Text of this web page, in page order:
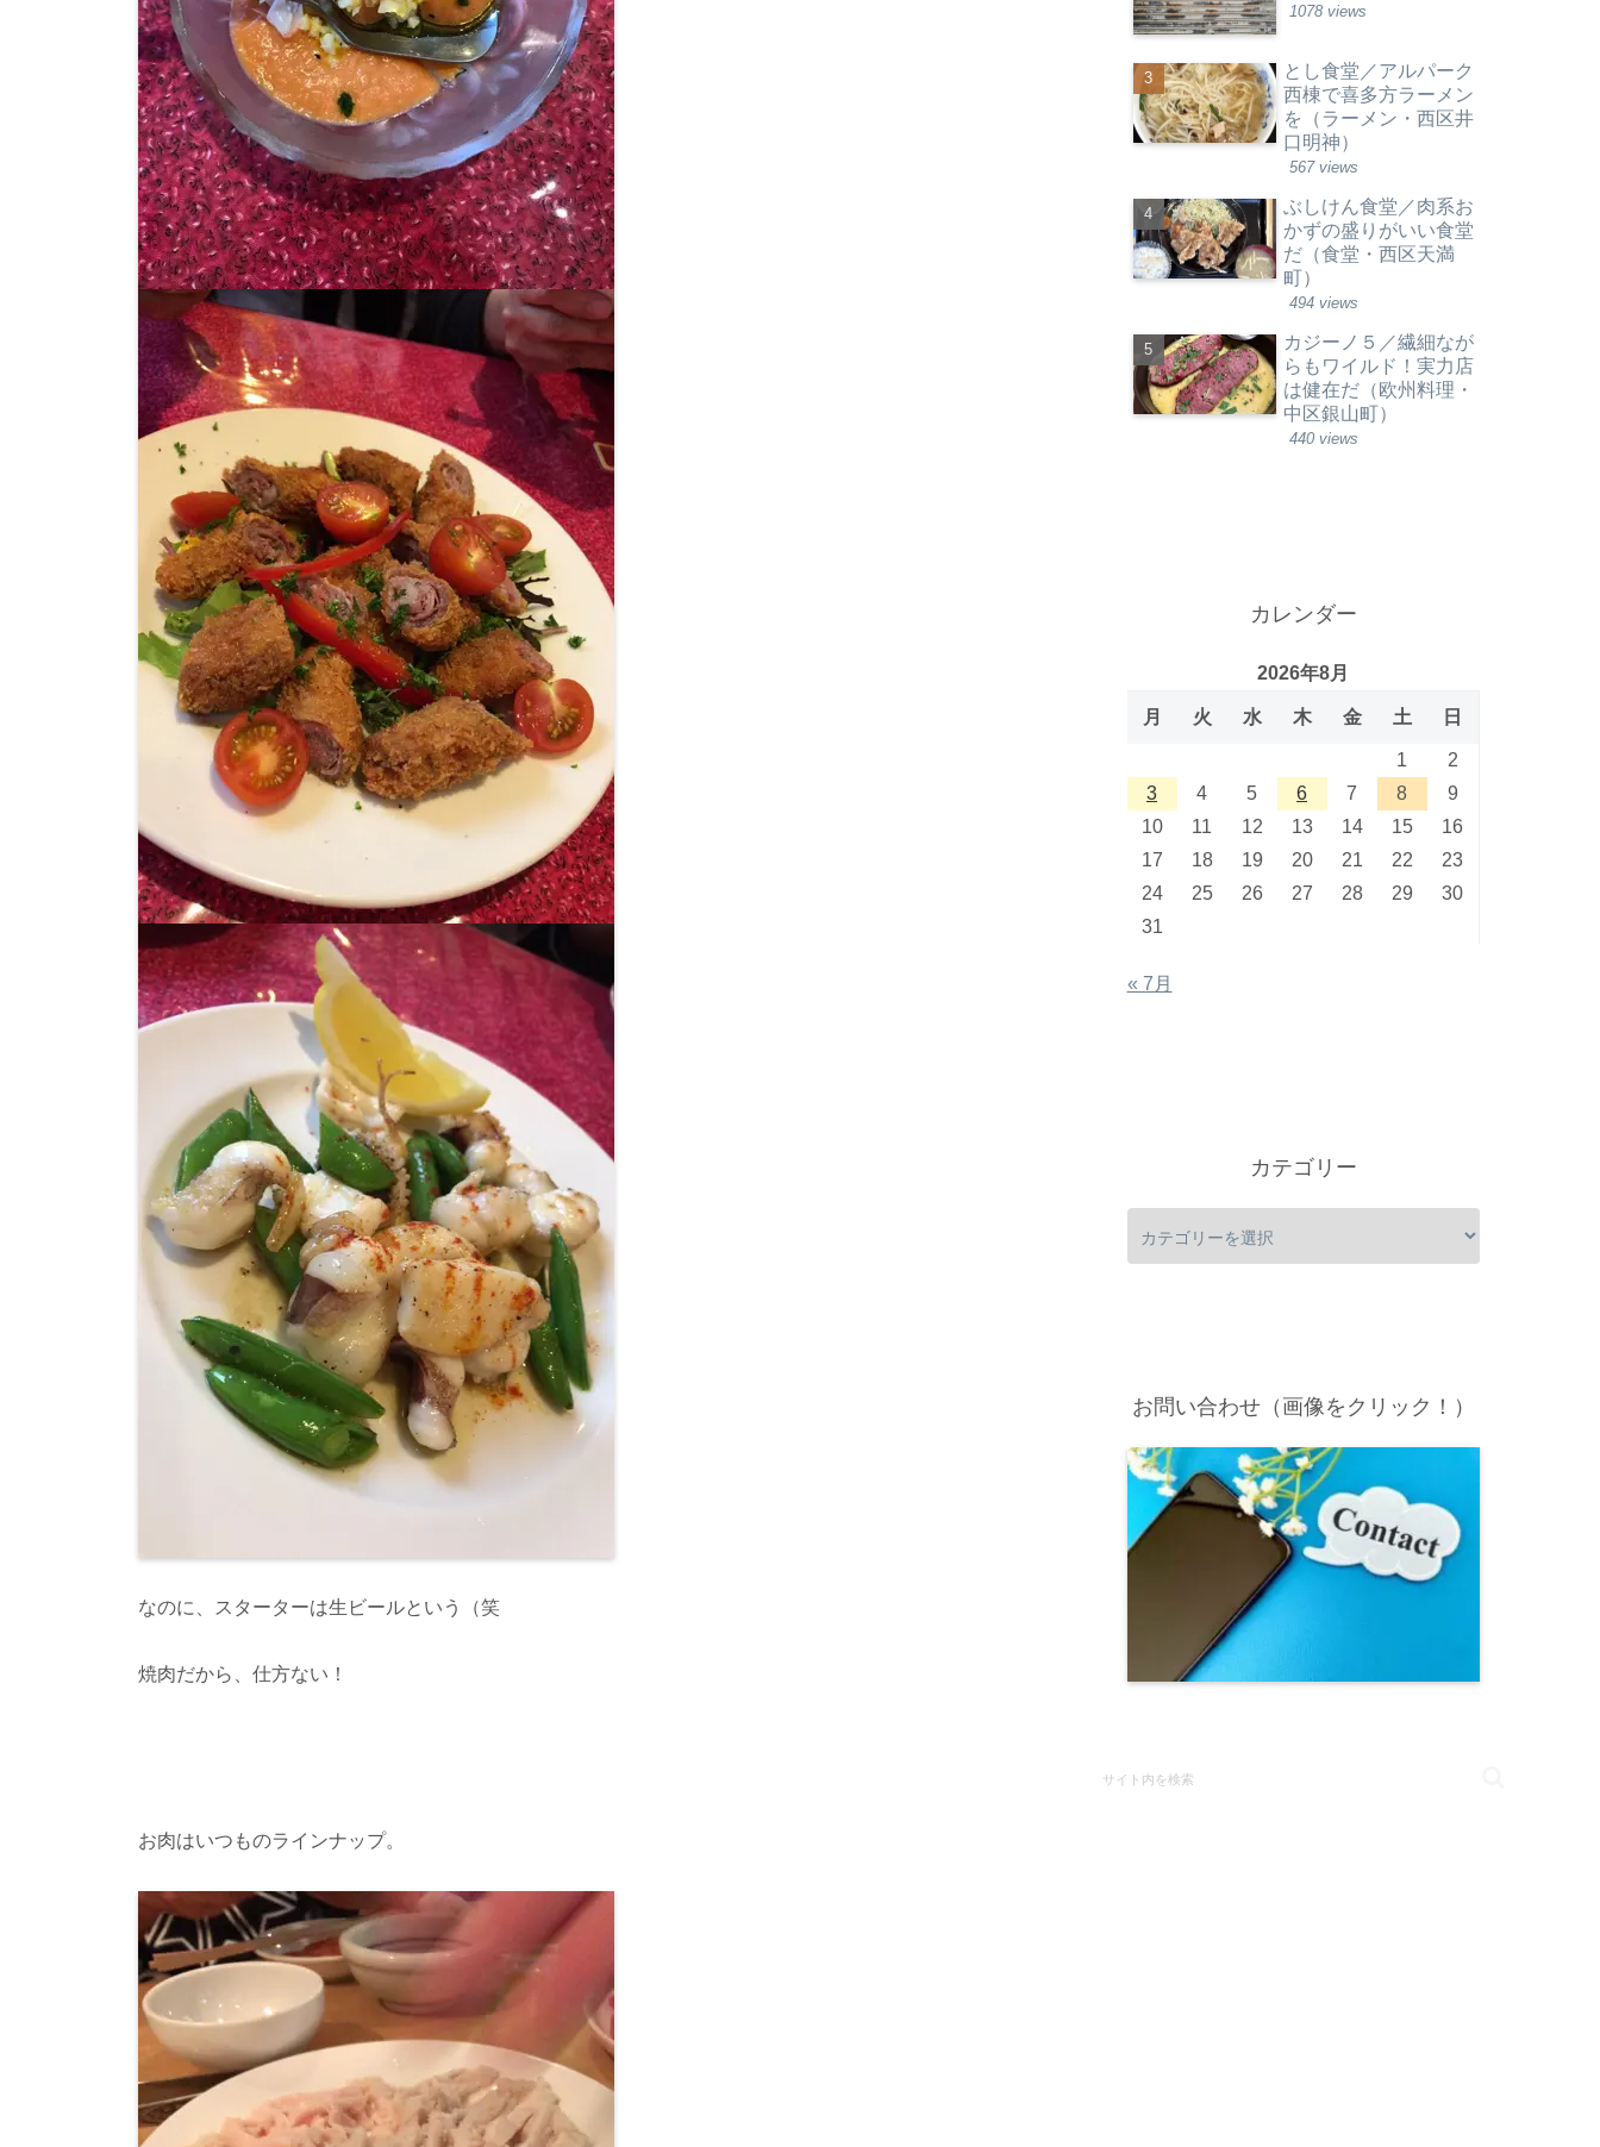
なのに、スターターは生ビールという（笑
焼肉だから、仕方ない！
お肉はいつものラインナップ。
1078 views
とし食堂／アルパーク
西棟で喜多方ラーメン
を（ラーメン・西区井
口明神）
567 views
ぶしけん食堂／肉系お
かずの盛りがいい食堂
だ（食堂・西区天満
町）
494 views
カジーノ５／繊細なが
らもワイルド！実力店
は健在だ（欧州料理・
中区銀山町）
440 views
カレンダー
2026年8月
月 火 水 木 金 土 日
1
2
3
4 5 6 7 8
9
10
11 12 13 14 15
16
17
18 19 20 21 22
23
24
25 26 27 28 29
30
31
« 7月
カテゴリー
お問い合わせ（画像をクリック！）